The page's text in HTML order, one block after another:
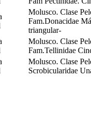
Molusco. Clase
Fam.Donacidae
triangular-
Molusco. Clase
Fam.Tellinidae
Molusco. Clase
Scrobicularidae